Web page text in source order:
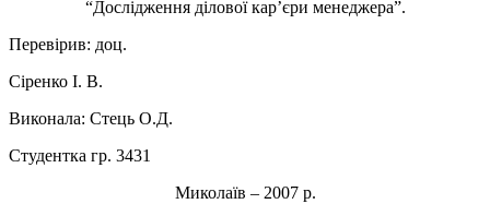
“Дослідження ділової кар’єри менеджера”.
Перевірив: доц.
Сіренко І. В.
Виконала: Стець О.Д.
Студентка гр. 3431
Миколаїв – 2007 р.